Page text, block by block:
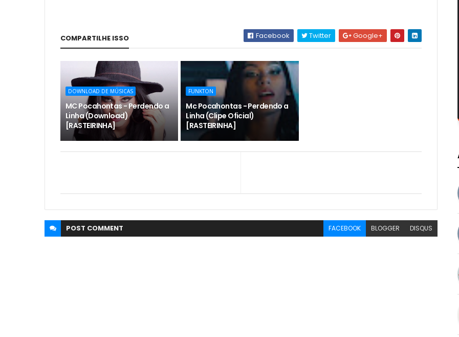
COMPARTILHE ISSO Facebook Twitter Google+
DOWNLOAD DE MÚSICAS
MC Pocahontas - Perdendo a
Linha (Download)
[RASTEIRINHA]
FUNKTON
Mc Pocahontas - Perdendo a
Linha (Clipe Oficial)
[RASTEIRINHA]
POST COMMENT FACEBOOK BLOGGER DISQUS